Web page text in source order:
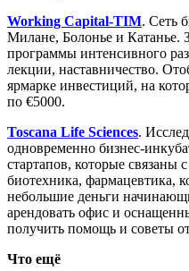
Working Capital-TIM. Сеть
Милане, Болонье и Катанье.
программы интенсивного
лекции, наставничество.
ярмарке инвестиций, на
по €5000.
Toscana Life Sciences.
одновременно бизнес-
стартапов, которые
биотехника, фармацевтика,
небольшие деньги
арендовать офис и
получить помощь и советы
Что ещё